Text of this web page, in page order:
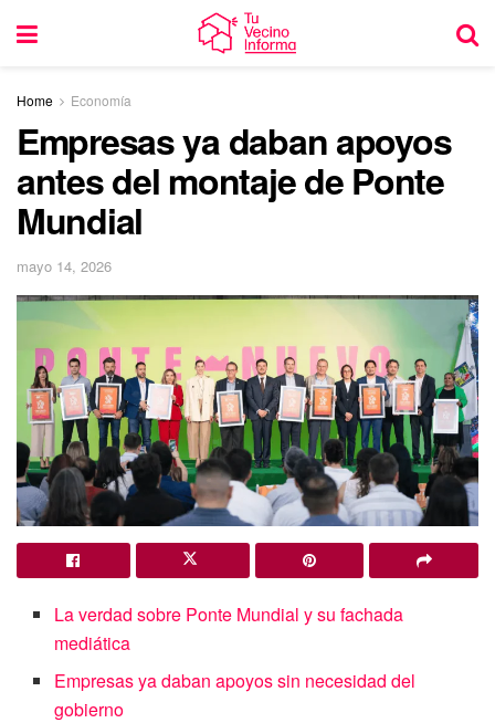
Home Economía
Empresas ya daban apoyos
antes del montaje de Ponte
Mundial
mayo 14, 2026
La verdad sobre Ponte Mundial y su fachada
mediática
Empresas ya daban apoyos sin necesidad del
gobierno